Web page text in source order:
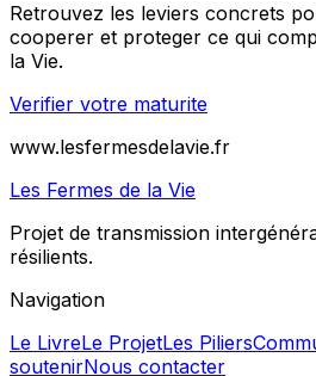
Retrouvez les leviers concrets
cooperer et proteger ce qui
la Vie.
Verifier votre maturite
www.lesfermesdelavie.fr
Les Fermes de la Vie
Projet de transmission
résilients.
Navigation
Le LivreLe ProjetLes Piliers
soutenirNous contacter